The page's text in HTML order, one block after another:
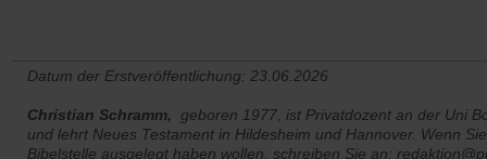
Datum der Erstveröffentlichung: 23.06.2026
Christian Schramm,
geboren 1977, ist Privatdozent an der Uni
und lehrt Neues Testament in Hildesheim und Hannover. Wenn
Bibelstelle ausgelegt haben wollen, schreiben Sie an: